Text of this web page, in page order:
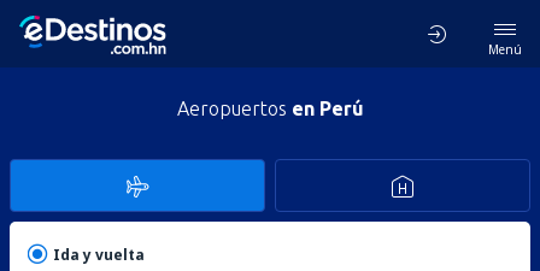
Menú
Aeropuertos en Perú
Ida y vuelta